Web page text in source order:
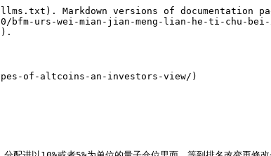
Markdown versions of documentation
bfm-urs-wei-mian-jian-meng-lian-he-ti-chu-
of-altcoins-an-investors-view/)